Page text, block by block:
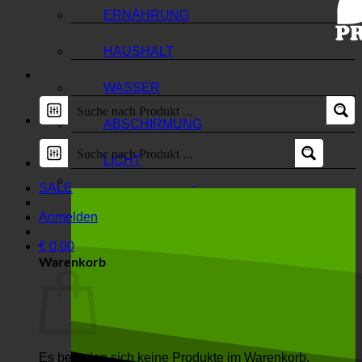
SALE
Anmelden
€ 0,00
Warenkorb
Es befinden sich keine Produkte im Warenkorb.
ERNÄHRUNG
HAUSHALT
WASSER
ABSCHIRMUNG
LICHT